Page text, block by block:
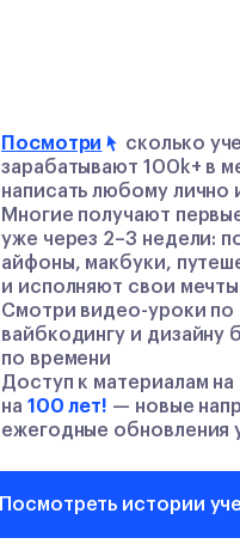
Посмотри
сколько
зарабатывают 100k+ в
написать любому лично
Многие получают
уже через 2–3 недели:
айфоны, макбуки,
и исполняют свои мечты
Смотри видео-уроки по
вайбкодингу и дизайну
по времени
Доступ к материалам
на 100 лет! — новые
ежегодные обновления
Посмотреть истории